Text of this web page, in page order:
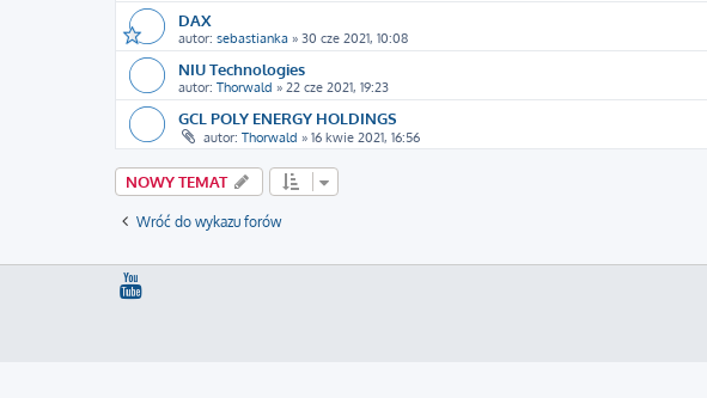
DAX
autor: sebastianka » 30 cze 2021, 10:08
NIU Technologies
autor: Thorwald » 22 cze 2021, 19:23
GCL POLY ENERGY HOLDINGS
autor: Thorwald » 16 kwie 2021, 16:56
NOWY TEMAT
Wróć do wykazu forów